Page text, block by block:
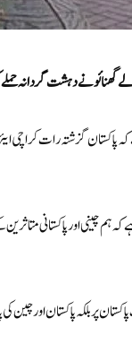
گھنائونے دہشت گردانہ
ہے کہ پاکستان گزشتہ رات
ہم چینی اور پاکستانی
پر بلکہ پاکستان اور چین کی